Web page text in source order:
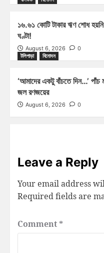
১৬.৬১ কোটি টাকার ঋণ শোধ
ঘণ্টা!
August 6, 2026
0
টলিপাড়া
বিনোদন
‘আমাদের একটু বাঁচতে দিন…’ পাঁচ
জল রণজয়ের
August 6, 2026 0
Leave a Reply
Your email address
Required fields are
Comment *